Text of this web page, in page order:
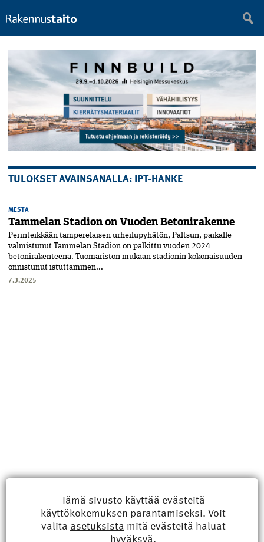
TULOKSET AVAINSANALLA: IPT-HANKE
MESTA
Tammelan Stadion on Vuoden Betonirakenne
Perinteikkään tamperelaisen urheilupyhätön, Paltsun, paikalle
valmistunut Tammelan Stadion on palkittu vuoden 2024
betonirakenteena. Tuomariston mukaan stadionin kokonaisuuden
onnistunut istuttaminen...
7.3.2025
Kyberisku kiinteistötietoihin haittaisi energiarakentamista
8.6.2026 15:21
Tämä sivusto käyttää evästeitä
käyttökokemuksen parantamiseksi. Voit
valita asetuksista mitä evästeitä haluat
hyväksyä.